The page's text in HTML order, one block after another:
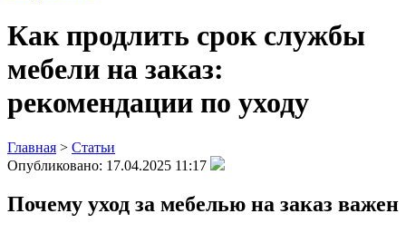
Как продлить срок службы
мебели на заказ:
рекомендации по уходу
Главная > Статьи
Опубликовано: 17.04.2025 11:17
Почему уход за мебелью на заказ важен